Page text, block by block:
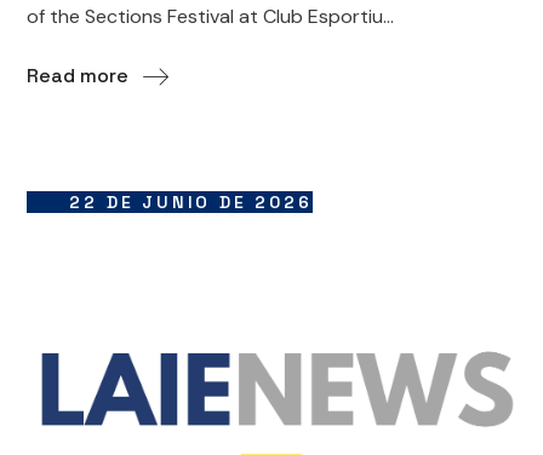
of the Sections Festival at Club Esportiu...
Read more
22 DE JUNIO DE 2026